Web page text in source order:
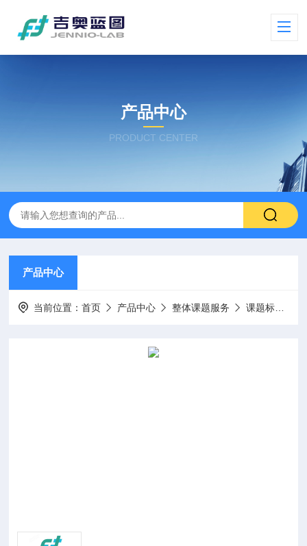
产品中心
PRODUCT CENTER
产品中心
当前位置：首页 产品中心 整体课题服务 课题标书设计项目申报